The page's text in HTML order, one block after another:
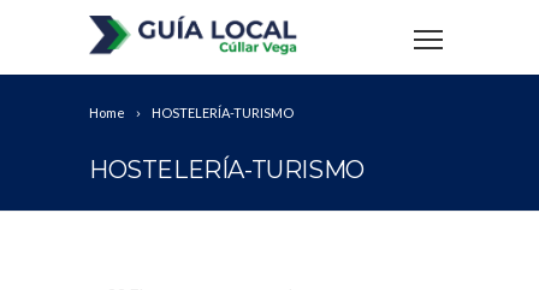
Home HOSTELERÍA-TURISMO
HOSTELERÍA-TURISMO